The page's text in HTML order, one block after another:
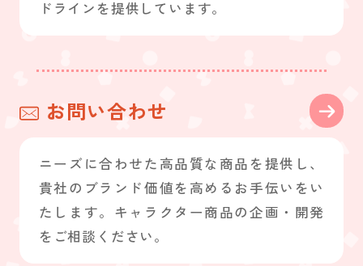
ドラインを提供しています。
お問い合わせ
ニーズに合わせた高品質な商品を提供し、
貴社のブランド価値を高めるお手伝いをい
たします。キャラクター商品の企画・開発
をご相談ください。